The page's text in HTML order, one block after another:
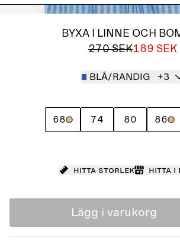
BYXA I LINNE OCH
270 SEK189 SEK
BLÅ/RANDIG +3
68 74 80 86
Hitta storlek Hitta i
Lägg i varukorg